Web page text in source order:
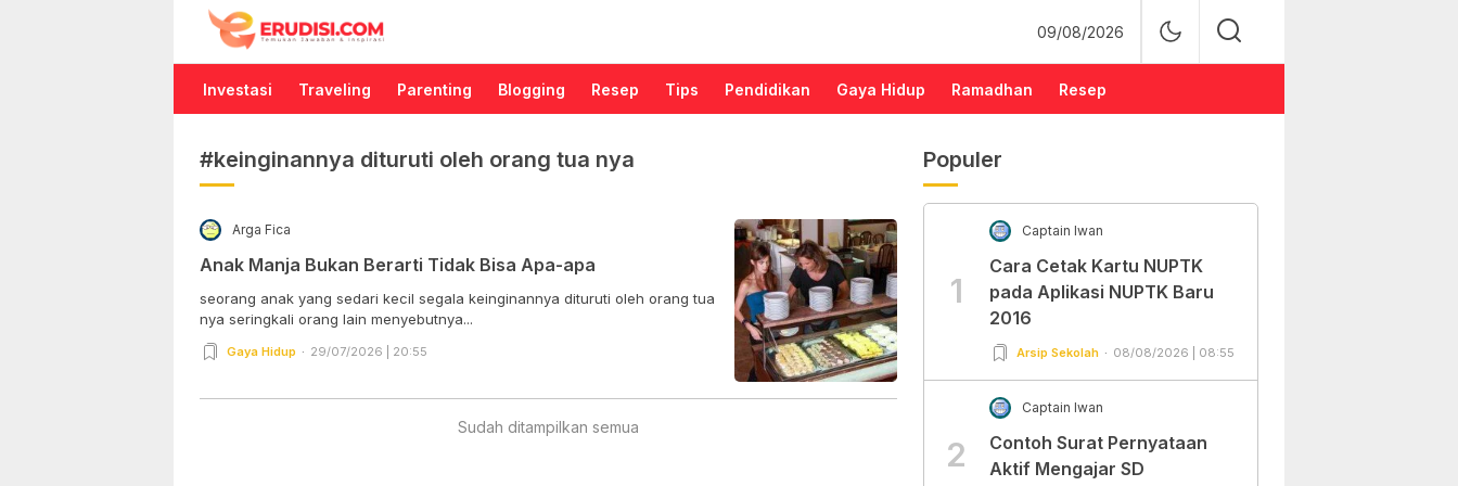
Erudisi
Temukan Jawaban dan Inspirasi
09/08/2026
Investasi Traveling Parenting Blogging Resep Tips Pendidikan Gaya Hidup Ramadhan Resep
#keinginannya dituruti oleh orang tua nya
Arga Fica
Anak Manja Bukan Berarti Tidak Bisa Apa-apa
seorang anak yang sedari kecil segala keinginannya dituruti oleh orang tua
nya seringkali orang lain menyebutnya...
Gaya Hidup 29/07/2026 | 20:55
Sudah ditampilkan semua
Populer
1
Captain Iwan
Cara Cetak Kartu NUPTK
pada Aplikasi NUPTK Baru
2016
Arsip Sekolah 08/08/2026 | 08:55
2
Captain Iwan
Contoh Surat Pernyataan
Aktif Mengajar SD